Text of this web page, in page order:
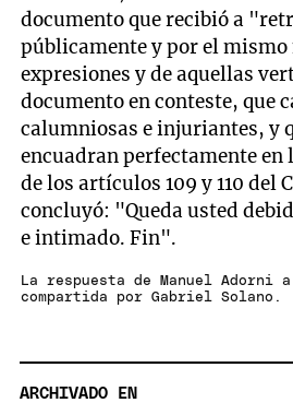
documento que recibió a
públicamente y por el mismo
expresiones y de aquellas
documento en conteste, que
calumniosas e injuriantes, y
encuadran perfectamente en
de los artículos 109 y 110 del
concluyó: "Queda usted
e intimado. Fin".
La respuesta de Manuel Adorni
compartida por Gabriel Solano.
ARCHIVADO EN